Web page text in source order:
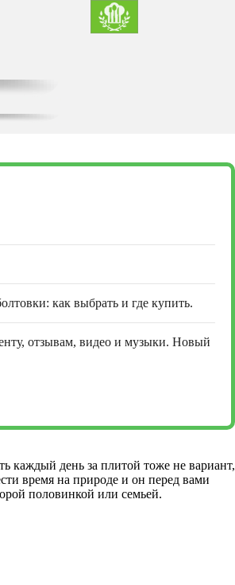
как выбрать и где купить.
отзывам, видео и музыки. Новый
каждый день за плитой тоже не вариант,
время на природе и он перед вами
половинкой или семьей.